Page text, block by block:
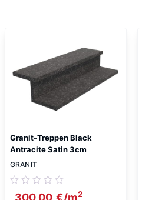
Granit-Treppen Black
Antracite Satin 3cm
GRANIT
300,00 €/m2